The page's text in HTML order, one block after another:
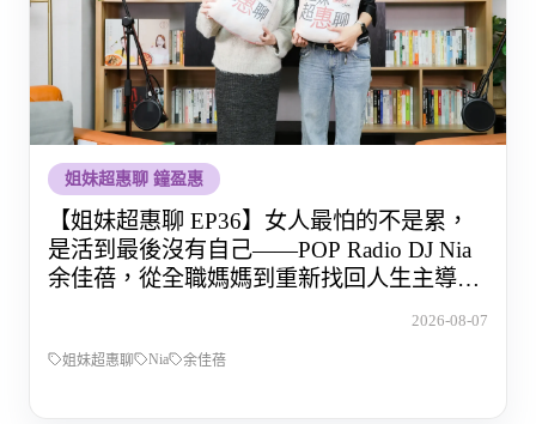
姐妹超惠聊 鐘盈惠
【姐妹超惠聊 EP36】女人最怕的不是累，
是活到最後沒有自己——POP Radio DJ Nia
余佳蓓，從全職媽媽到重新找回人生主導權
2026-08-07
姐妹超惠聊 Nia 余佳蓓